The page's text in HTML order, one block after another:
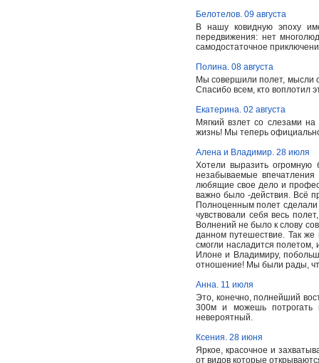
Белотелов. 09 августа
В нашу ковидную эпоху
передвижения: нет
самодостаточное
Полина. 08 августа
Мы совершили полет, мысли
Спасибо всем, кто воплотил
Екатерина. 02 августа
Мягкий взлет со слезами
жизнь! Мы теперь
Алена и Владимир. 28 июля
Хотели выразить огромную
незабываемые
любящие свое дело и
важно было -действия. Всё
Полноценным полет
чувствовали себя весь
Волнений не было к слову
данном путешествие. Так
смогли насладится
Илоне и Владимиру,
отношение! Мы были рады,
Анна. 11 июля
Это, конечно, полнейший
300м и можешь потрогать
невероятный.
Ксения. 28 июня
Яркое, красочное и
от видов которые